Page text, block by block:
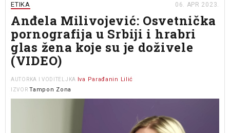
ETIKA 06. APR 2023.
Anđela Milivojević: Osvetnička
pornografija u Srbiji i hrabri
glas žena koje su je doživele
(VIDEO)
AUTORKA I VODITELJKA Iva Parađanin Lilić
IZVOR Tampon Zona